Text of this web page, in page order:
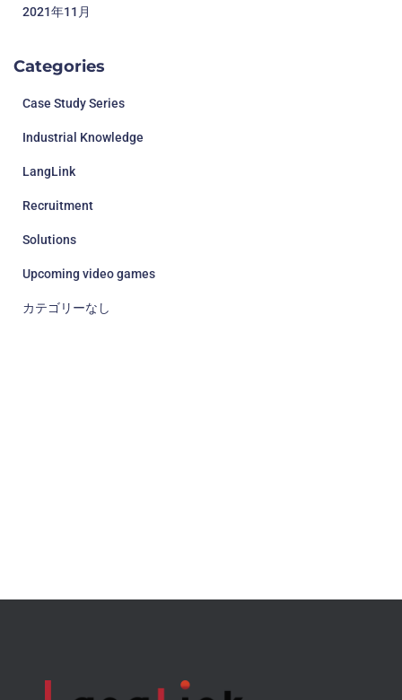
2021年11月
Categories
Case Study Series
Industrial Knowledge
LangLink
Recruitment
Solutions
Upcoming video games
カテゴリーなし